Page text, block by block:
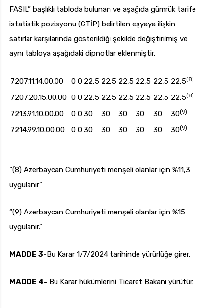
FASIL” başlıklı tabloda bulunan ve aşağıda gümrük tarife
istatistik pozisyonu (GTİP) belirtilen eşyaya ilişkin
satırlar karşılarında gösterildiği şekilde değiştirilmiş ve
aynı tabloya aşağıdaki dipnotlar eklenmiştir.
7207.11.14.00.00 0 0 22,5 22,5 22,5 22,5 22,5 22,5(8)
7207.20.15.00.00 0 0 22,5 22,5 22,5 22,5 22,5 22,5(8)
7213.91.10.00.00 0 0 30 30 30 30 30 30(9)
7214.99.10.00.00 0 0 30 30 30 30 30 30(9)
“(8) Azerbaycan Cumhuriyeti menşeli olanlar için %11,3
uygulanır”
“(9) Azerbaycan Cumhuriyeti menşeli olanlar için %15
uygulanır.”
MADDE 3- Bu Karar 1/7/2024 tarihinde yürürlüğe girer.
MADDE 4- Bu Karar hükümlerini Ticaret Bakanı yürütür.